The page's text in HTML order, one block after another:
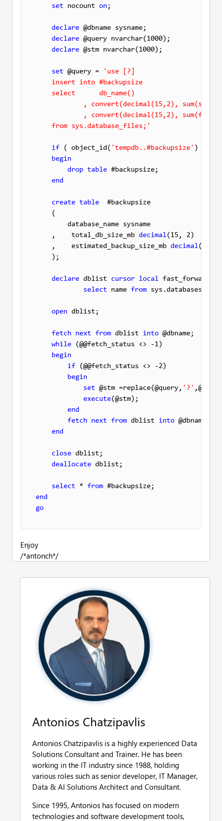
set nocount on ;
declare @dbname sysname;
declare @query nvarchar(1000);
declare @stm nvarchar(1000);
set @query =
'use [?]
    insert into #backupsize
    select      db_name()
, convert(decimal(15,2),
, convert(decimal(15,2),
    from sys.database_files;'
if ( object_id( 'tempdb..#backupsize' )
begin
drop table #backupsize;
end
create table
  #backupsize
    (
        database_name sysname
    ,    total_db_size_mb
decimal(15, 2)
    ,    estimated_backup_size_mb
decimal(15,
    );
declare dblist cursor local fast_forward
select name from sys.databases
open dblist;
fetch next from dblist into @dbname;
while (@@fetch_status <> -1)
begin
if (@@fetch_status <> -2)
begin
set @stm =replace(@query, '?'
execute(@stm);
end
fetch
next from dblist into @dbname;
end
close dblist;
deallocate dblist;
select * from
end
go
Enjoy
/*antonch*/
Antonios Chatzipavlis
Antonios Chatzipavlis is a highly experienced Data
Solutions Consultant and Trainer. He has been
working in the IT industry since 1988, holding
various roles such as senior developer, IT Manager,
Data & AI Solutions Architect and Consultant.
Since 1995, Antonios has focused on modern
technologies and software development tools,